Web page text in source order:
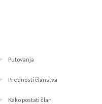
Putovanja
Prednosti članstva
Kako postati član